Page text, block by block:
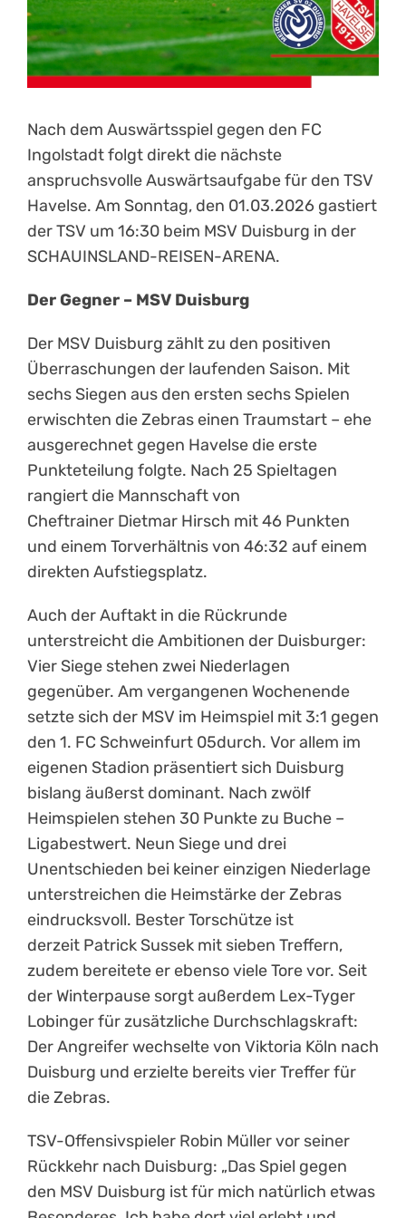
Nach dem Auswärtsspiel gegen den FC
Ingolstadt folgt direkt die nächste
anspruchsvolle Auswärtsaufgabe für den TSV
Havelse. Am Sonntag, den 01.03.2026 gastiert
der TSV um 16:30 beim MSV Duisburg in der
SCHAUINSLAND-REISEN-ARENA.
Der Gegner – MSV Duisburg
Der MSV Duisburg zählt zu den positiven
Überraschungen der laufenden Saison. Mit
sechs Siegen aus den ersten sechs Spielen
erwischten die Zebras einen Traumstart – ehe
ausgerechnet gegen Havelse die erste
Punkteteilung folgte. Nach 25 Spieltagen
rangiert die Mannschaft von
Cheftrainer Dietmar Hirsch mit 46 Punkten
und einem Torverhältnis von 46:32 auf einem
direkten Aufstiegsplatz.
Auch der Auftakt in die Rückrunde
unterstreicht die Ambitionen der Duisburger:
Vier Siege stehen zwei Niederlagen
gegenüber. Am vergangenen Wochenende
setzte sich der MSV im Heimspiel mit 3:1 gegen
den 1. FC Schweinfurt 05durch. Vor allem im
eigenen Stadion präsentiert sich Duisburg
bislang äußerst dominant. Nach zwölf
Heimspielen stehen 30 Punkte zu Buche –
Ligabestwert. Neun Siege und drei
Unentschieden bei keiner einzigen Niederlage
unterstreichen die Heimstärke der Zebras
eindrucksvoll. Bester Torschütze ist
derzeit Patrick Sussek mit sieben Treffern,
zudem bereitete er ebenso viele Tore vor. Seit
der Winterpause sorgt außerdem Lex-Tyger
Lobinger für zusätzliche Durchschlagskraft:
Der Angreifer wechselte von Viktoria Köln nach
Duisburg und erzielte bereits vier Treffer für
die Zebras.
TSV-Offensivspieler Robin Müller vor seiner
Rückkehr nach Duisburg: „Das Spiel gegen
den MSV Duisburg ist für mich natürlich etwas